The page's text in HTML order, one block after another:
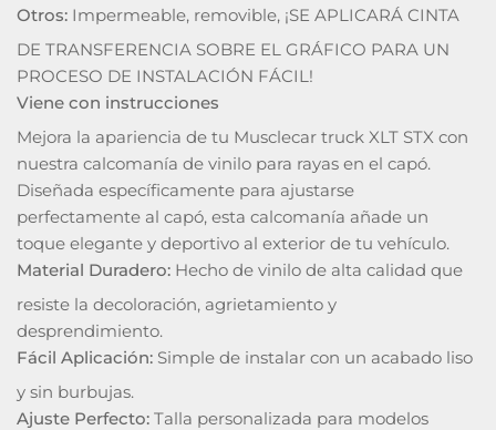
Otros: Impermeable, removible, ¡SE APLICARÁ CINTA
DE TRANSFERENCIA SOBRE EL GRÁFICO PARA UN
PROCESO DE INSTALACIÓN FÁCIL!
Viene con instrucciones
Mejora la apariencia de tu Musclecar truck XLT STX con
nuestra calcomanía de vinilo para rayas en el capó.
Diseñada específicamente para ajustarse
perfectamente al capó, esta calcomanía añade un
toque elegante y deportivo al exterior de tu vehículo.
Material Duradero: Hecho de vinilo de alta calidad que
resiste la decoloración, agrietamiento y
desprendimiento.
Fácil Aplicación: Simple de instalar con un acabado liso
y sin burbujas.
Ajuste Perfecto: Talla personalizada para modelos